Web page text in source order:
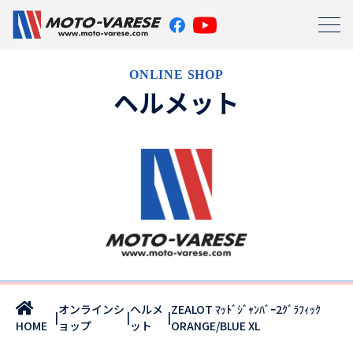
ONLINE SHOP
ヘルメット
HOME
|
オンラインシ
ョップ
|
ヘルメ
ット
|
ZEALOT ﾏｯﾄﾞｼﾞｬﾝﾊﾞｰ2ｸﾞﾗﾌｨｯｸ
ORANGE/BLUE XL